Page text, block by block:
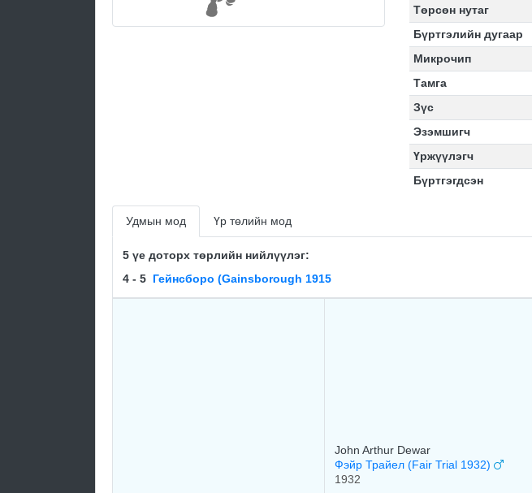
Төрсөн нутаг
Бүртгэлийн дугаар
Микрочип
Тамга
Зүс
Эзэмшигч
Үржүүлэгч
Бүртгэгдсэн
Удмын мод Үр төлийн мод
5 үе доторх төрлийн нийлүүлэг:
4 - 5 Гейнсборо (Gainsborough 1915
John Arthur Dewar
Фэйр Трайел (Fair Trial 1932)
1932